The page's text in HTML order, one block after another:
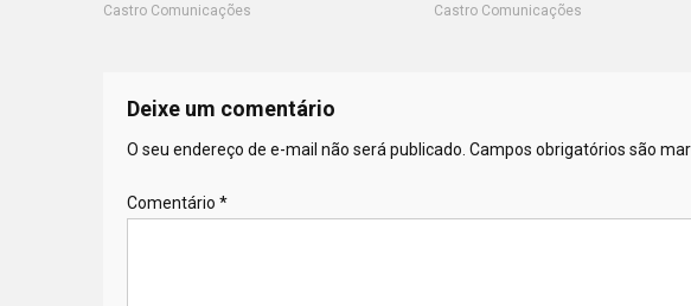
Castro Comunicações
Castro Comunicações
Deixe um comentário
O seu endereço de e-mail não será publicado. Campos obrigatórios são
Comentário *